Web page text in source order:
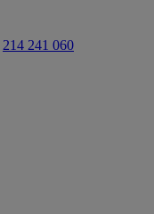
214 241 060